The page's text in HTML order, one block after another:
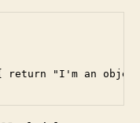
return "I'm an